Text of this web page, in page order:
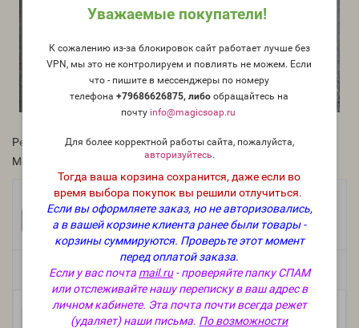
Уважаемые покупатели!
К сожалению из-за блокировок сайт работает лучше без
VPN, мы это не контролируем и повлиять не можем. Если
что - пишите в мессенджеры по номеру
телефона+79686626875, либообращайтесь на
почту info@magicsoap.ru
Для более корректной работы сайта, пожалуйста,
авторизуйтесь.
Тогда ваша корзина сохранится, даже если во
время выбора покупок вы решили отлучиться.
Если вы оформляете заказ, но не авторизовались,
а в вашей корзине клиента ранее были товары -
корзины суммируются. Проверьте этот момент
перед оплатой заказа.
Если у вас почта mail.ru- проверяйте папку СПАМ
или отслеживайте нашу переписку в ваш адрес в
личном кабинете. Эта почта почти всегда режет
(удаляет) наши письма. По возможности
Рейтинг:
Модель:
U-tara-st-75
Фасовка:
1 шт. 51 руб.
Есть в наличии
+ В корзину